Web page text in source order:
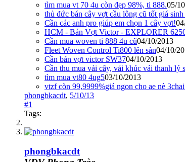
tìm mua vt 70 4u còn đẹp 98%, ti 888.05/
thủ đức bán cây vợt cầu lông cũ tốt giá
Cần các anh pro giúp em chọn 1 cây vợt!
HCM - Bán Vợt Victor - EXPLORER
Cần mua woven ti 888 4u cũ04/10/2013
Fleet Woven Control Ti800 lên sàn04/10/
Cần bán vợt victor SW3704/10/2013
Cần thu mua vải cây, vải khúc vải thanh lý
tìm mua vt80 4ug503/10/2013
vtzf còn 99,9999%giá ngon cho ae nè
phongbkacdt, 5/10/13
#1
Tags:
phongbkacdt